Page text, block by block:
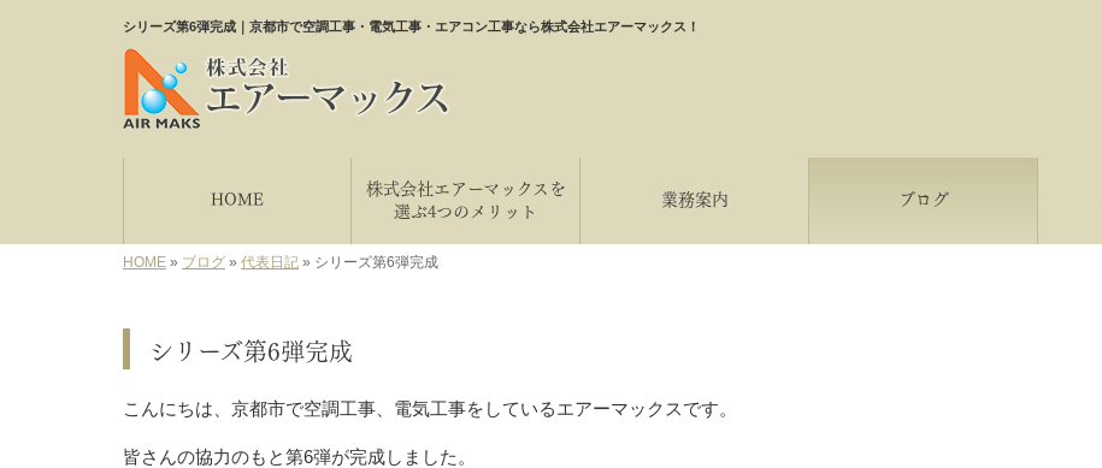
シリーズ第6弾完成｜京都市で空調工事・電気工事・エアコン工事なら株式会社エアーマックス！
HOME
株式会社エアーマックスを
選ぶ4つのメリット
業務案内 ブログ
HOME » ブログ » 代表日記 » シリーズ第6弾完成
シリーズ第6弾完成
こんにちは、京都市で空調工事、電気工事をしているエアーマックスです。
皆さんの協力のもと第6弾が完成しました。